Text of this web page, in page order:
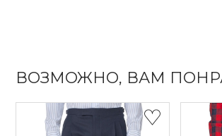
ВОЗМОЖНО, ВАМ